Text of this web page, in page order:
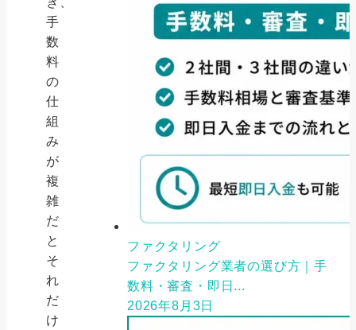
手
数
料
の
仕
組
み
が
複
雑
だ
と
そ
れ
だ
け
ファクタリング
ファクタリング業者の選び方｜手
数料・審査・即日...
2026年8月3日